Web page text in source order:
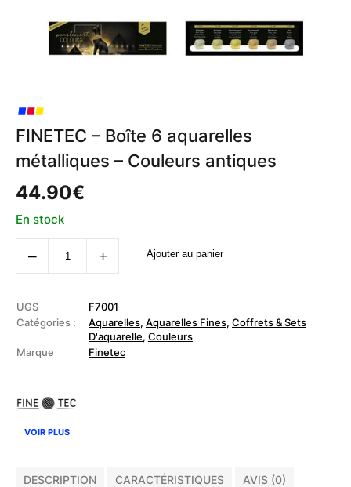
FINETEC – Boîte 6 aquarelles
métalliques – Couleurs antiques
44.90€
En stock
‒
quantité
de
6
aquarelles
métalliques
Couleurs
+ Ajouter au panier
UGS
F7001
Catégories :
Aquarelles, Aquarelles Fines, Coffrets & Sets
D'aquarelle, Couleurs
Marque
Finetec
VOIR PLUS
DESCRIPTION CARACTÉRISTIQUES AVIS (0)